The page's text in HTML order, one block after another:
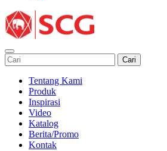
Cari
Tentang Kami
Produk
Inspirasi
Video
Katalog
Berita/Promo
Kontak